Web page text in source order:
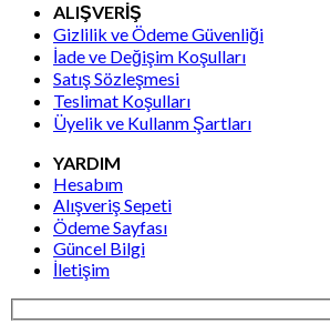
ALIŞVERİŞ
Gizlilik ve Ödeme Güvenliği
İade ve Değişim Koşulları
Satış Sözleşmesi
Teslimat Koşulları
Üyelik ve Kullanm Şartları
YARDIM
Hesabım
Alışveriş Sepeti
Ödeme Sayfası
Güncel Bilgi
İletişim